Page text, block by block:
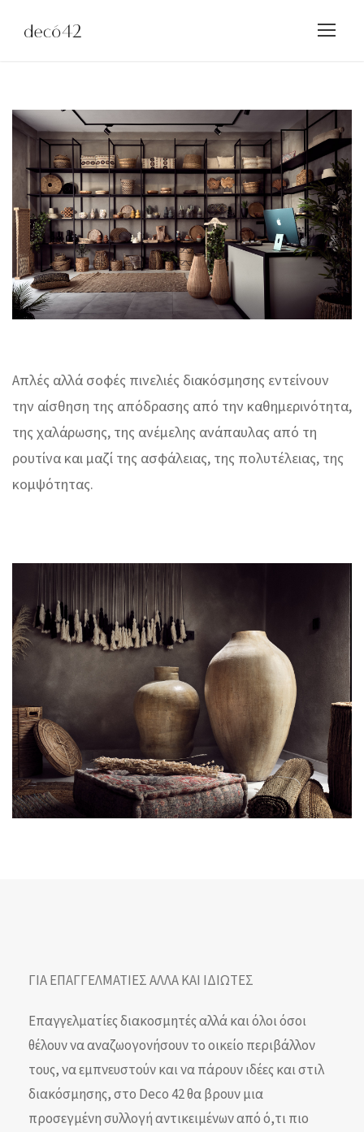
Απλές αλλά σοφές πινελιές διακόσμησης εντείνουν
την αίσθηση της απόδρασης από την καθημερινότητα,
της χαλάρωσης, της ανέμελης ανάπαυλας από τη
ρουτίνα και μαζί της ασφάλειας, της πολυτέλειας, της
κομψότητας.
ΓΙΑ ΕΠΑΓΓΕΛΜΑΤΙΕΣ ΑΛΛΑ ΚΑΙ ΙΔΙΩΤΕΣ
Επαγγελματίες διακοσμητές αλλά και όλοι όσοι
θέλουν να αναζωογονήσουν το οικείο περιβάλλον
τους, να εμπνευστούν και να πάρουν ιδέες και στιλ
διακόσμησης, στο Deco 42 θα βρουν μια
προσεγμένη συλλογή αντικειμένων από ό,τι πιο